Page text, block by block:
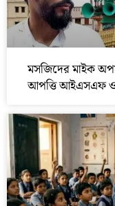
মসজিদের মাইক
আপত্তি আইএসএফ